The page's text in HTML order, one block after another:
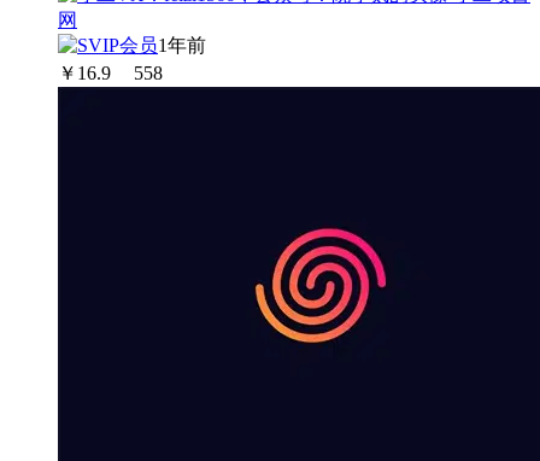
1年前
￥ 16.9 558